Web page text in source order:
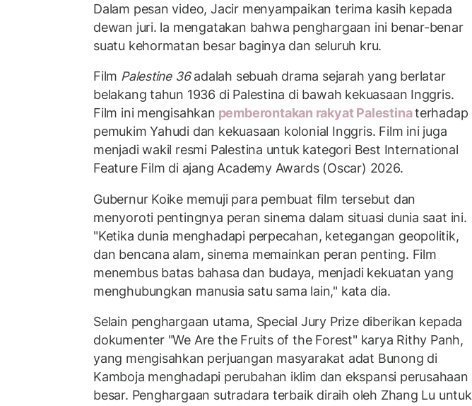
Dalam pesan video, Jacir menyampaikan terima kasih kepada
dewan juri. la mengatakan bahwa penghargaan ini benar-benar
suatu kehormatan besar baginya dan seluruh kru.
Film Palestine 36adalah sebuah drama sejarah yang berlatar
belakang tahun 1936 di Palestina di bawah kekuasaan Inggris.
Film ini mengisahkan pemberontakan rakyat Palestinaterhadap
pemukim Yahudi dan kekuasaan kolonial Inggris. Film ini juga
menjadi wakil resmi Palestina untuk kategori Best International
Feature Film di ajang Academy Awards (Oscar) 2026.
Gubernur Koike memuji para pembuat film tersebut dan
menyoroti pentingnya peran sinema dalam situasi dunia saat ini.
"Ketika dunia menghadapi perpecahan, ketegangan geopolitik,
dan bencana alam, sinema memainkan peran penting. Film
menembus batas bahasa dan budaya, menjadi kekuatan yang
menghubungkan manusia satu sama lain," kata dia.
Selain penghargaan utama, Special Jury Prize diberikan kepada
dokumenter "We Are the Fruits of the Forest" karya Rithy Panh,
yang mengisahkan perjuangan masyarakat adat Bunong di
Kamboja menghadapi perubahan iklim dan ekspansi perusahaan
besar. Penghargaan sutradara terbaik diraih oleh Zhang Lu untuk